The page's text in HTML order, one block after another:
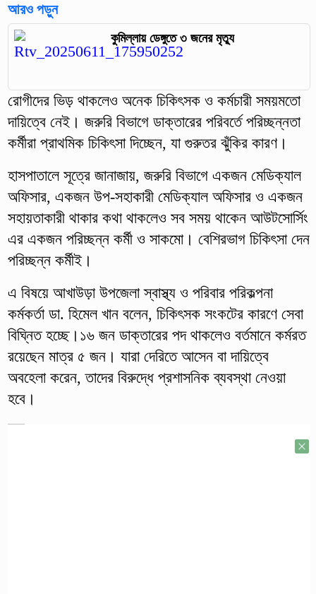
আরও পড়ুন
কুমিল্লায় ডেঙ্গুতে ৩ জনের মৃত্যু
রোগীদের ভিড় থাকলেও অনেক চিকিৎসক ও কর্মচারী সময়মতো
দায়িত্বে নেই। জরুরি বিভাগে ডাক্তারের পরিবর্তে পরিচ্ছন্নতা
কর্মীরা প্রাথমিক চিকিৎসা দিচ্ছেন, যা গুরুতর ঝুঁকির কারণ।
হাসপাতালে সূত্রে জানাজায়, জরুরি বিভাগে একজন মেডিক্যাল
অফিসার, একজন উপ-সহাকারী মেডিক্যাল অফিসার ও একজন
সহায়তাকারী থাকার কথা থাকলেও সব সময় থাকেন আউটসোর্সিং
এর একজন পরিচ্ছন্ন কর্মী ও সাকমো। বেশিরভাগ চিকিৎসা দেন
পরিচ্ছন্ন কর্মীই।
এ বিষয়ে আখাউড়া উপজেলা স্বাস্থ্য ও পরিবার পরিকল্পনা
কর্মকর্তা ডা. হিমেল খান বলেন, চিকিৎসক সংকটের কারণে সেবা
বিঘ্নিত হচ্ছে।১৬ জন ডাক্তারের পদ থাকলেও বর্তমানে কর্মরত
রয়েছেন মাত্র ৫ জন। যারা দেরিতে আসেন বা দায়িত্বে
অবহেলা করেন, তাদের বিরুদ্ধে প্রশাসনিক ব্যবস্থা নেওয়া
হবে।